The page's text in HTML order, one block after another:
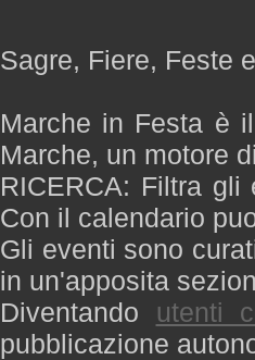
Sagre, Fiere, Feste
Marche in Festa è
Marche, un motore
RICERCA: Filtra
Con il calendario
Gli eventi sono
in un'apposita
Diventando utenti
pubblicazione